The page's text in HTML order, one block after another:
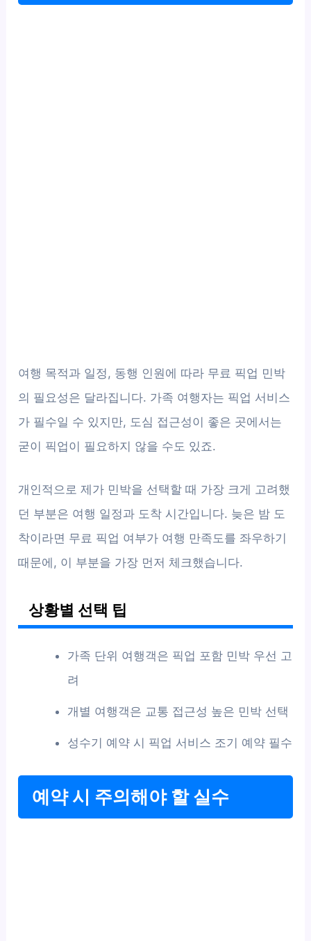
여행 목적과 일정, 동행 인원에 따라 무료 픽업 민박
의 필요성은 달라집니다. 가족 여행자는 픽업 서비스
가 필수일 수 있지만, 도심 접근성이 좋은 곳에서는
굳이 픽업이 필요하지 않을 수도 있죠.
개인적으로 제가 민박을 선택할 때 가장 크게 고려했
던 부분은 여행 일정과 도착 시간입니다. 늦은 밤 도
착이라면 무료 픽업 여부가 여행 만족도를 좌우하기
때문에, 이 부분을 가장 먼저 체크했습니다.
상황별 선택 팁
가족 단위 여행객은 픽업 포함 민박 우선 고
려
개별 여행객은 교통 접근성 높은 민박 선택
성수기 예약 시 픽업 서비스 조기 예약 필수
예약 시 주의해야 할 실수